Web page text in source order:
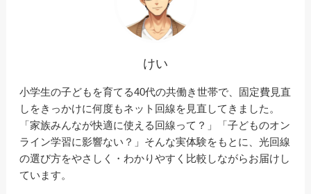
けい
小学生の子どもを育てる40代の共働き世帯で、固定費見直
しをきっかけに何度もネット回線を見直してきました。
「家族みんなが快適に使える回線って？」「子どものオン
ライン学習に影響ない？」そんな実体験をもとに、光回線
の選び方をやさしく・わかりやすく比較しながらお届けし
ています。